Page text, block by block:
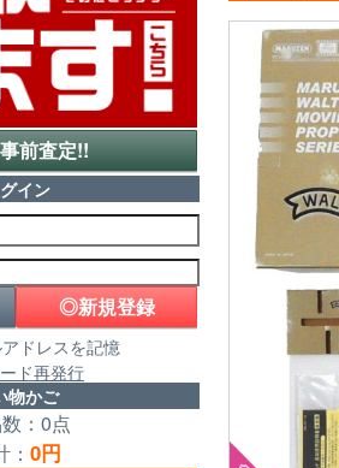
前査定!!
イン
◎新規登録
ドレスを記憶
ド再発行
物かご
：0点
： 0円